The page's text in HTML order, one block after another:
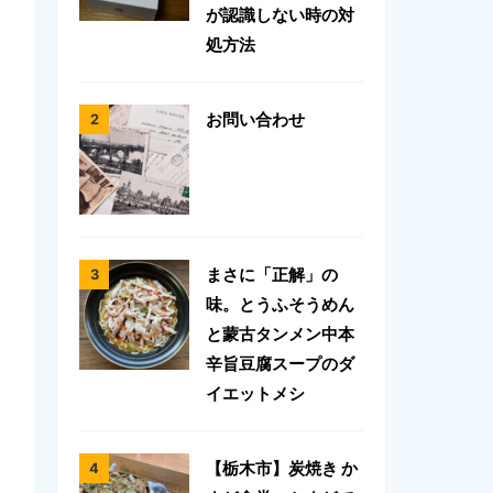
が認識しない時の対
処方法
お問い合わせ
まさに「正解」の
味。とうふそうめん
と蒙古タンメン中本
辛旨豆腐スープのダ
イエットメシ
【栃木市】炭焼き か